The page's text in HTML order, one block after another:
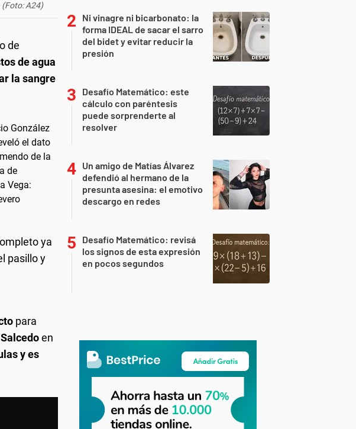
(Foto: A24)
de
de agua
la sangre
ya
pasillo y
para
en
y es
Ni vinagre ni bicarbonato: la
forma IDEAL de sacar el sarro
del bidet y evitar reducir la
presión
Desafío Matemático: este
cálculo con paréntesis
puede sorprenderte al
resolver
Un amigo de Matías Álvarez
defendió al hermano de la
presunta asesina: el emotivo
descargo en redes
Desafío Matemático: revisá
los signos de esta expresión
en pocos segundos